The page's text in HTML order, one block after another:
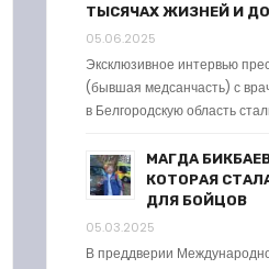
ТЫСЯЧАХ ЖИЗНЕЙ И
05.06.2025
Эксклюзивное интервью
(бывшая медсанчасть) с
в Белгородскую область
МАГДА
КОТОРАЯ
ДЛЯ БОЙЦОВ
05.03.2025
В преддверии